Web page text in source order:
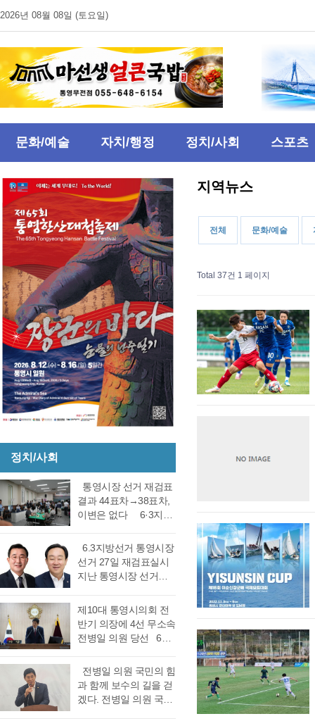
2026년 08월 08일 (토요일)
문화/예술 자치/행정 정치/사회 스포츠
정치/사회
통영시장 선거 재검표
결과 44표차→38표차,
이변은 없다 6·3지방
검표 결과 강석주 시장
이 38표차로 6표가 변
동되었으나 천영기 당
는 창원시 성산구에 있
는 도선관위 청사 6층
대회의실에서 실시한
차에서 38표차로 더불
어민주당 강석주 시장
이 국민의힘 천영기 전
6.3지방선거 통영시장
선거 27일 재검표실시
지난 통영시장 선거에
서 0.06%(44표) 차이로
당락이 갈렸던 6.3지방
선거 통영시장선거 결
과에 대한 천영기 후보
드려져 경남선관위가
재검표를 결정했다. 경
남 선거관리위원회가
제10대 통영시의회 전
반기 의장에 4선 무소속
전병일 의원 당선 6일
거를 위한 제244회 임
시회를에서 4선 전병일
의원이 전반기 의장에
전병일 의원 국민의 힘
과 함께 보수의 길을 걷
겠다. 전병일 의원 국민
지역뉴스
전체 문화/예술
Total 37건 1 페이지